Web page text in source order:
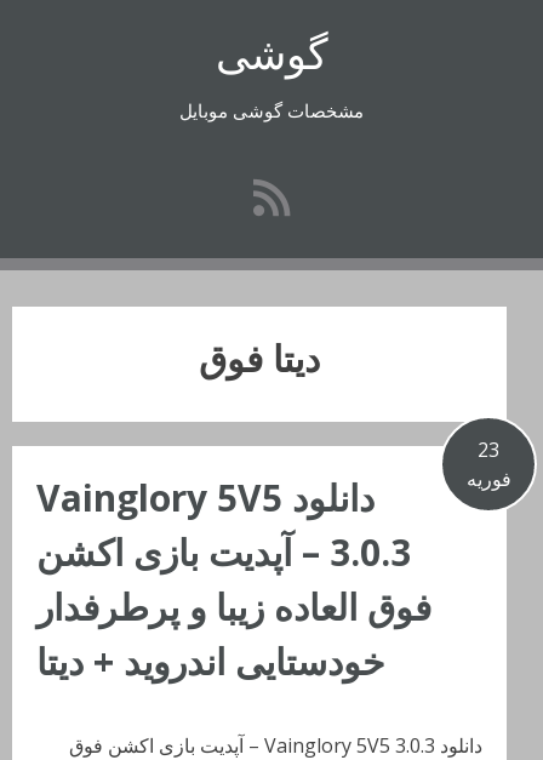
گوشی
مشخصات گوشی موبایل
دیتا فوق
23
فوریه
دانلود Vainglory 5V5
3.0.3 – آپدیت بازی اکشن
فوق العاده زیبا و پرطرفدار
خودستایی اندروید + دیتا
دانلود Vainglory 5V5 3.0.3 – آپدیت بازی اکشن فوق